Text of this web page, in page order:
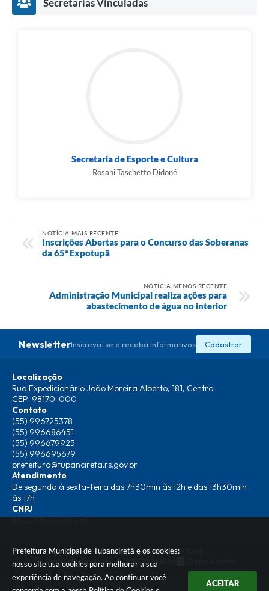
Prefeitura Municipal de Tupanciretã e os cookies:
nosso site usa cookies para melhorar a sua
experiência de navegação. Ao continuar você
ACEITAR
Secretarias Vinculadas
Secretaria de Esporte e Cultura
Rosani Taschetto Didoné
NOTÍCIA MAIS RECENTE
Inscrições Abertas para o Concurso das Soberanas
da 65ª Expotupã
NOTÍCIA MENOS RECENTE
Administração Municipal realiza ações para
abastecimento de água no interior
NewsletterInscreva-se e receba informativos Cadastrar
Localização
Rua Expedicionário João Moreira Alberto, 181, Centro
CEP: 98170-000
Contato
(55) 996725378
(55) 996686451
(55) 996679925
(55) 996695679
prefeitura@tupancireta.rs.gov.br
Atendimento
De segunda à sexta-feira das 7h30min às 12h e das 13h30min
às 17h
CNPJ
88.227.764/0001-65
Versão do Sistema: 3.5.3 - 19/06/2026
Portal atualizado em:07/08/2026 14:56